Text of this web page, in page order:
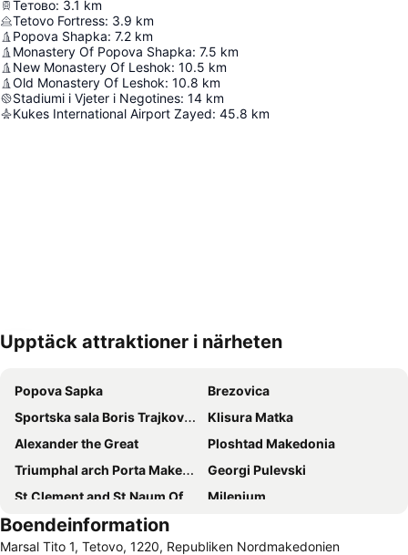
Тетово: 3.1 km
Tetovo Fortress: 3.9 km
Popova Shapka: 7.2 km
Monastery Of Popova Shapka: 7.5 km
New Monastery Of Leshok: 10.5 km
Old Monastery Of Leshok: 10.8 km
Stadiumi i Vjeter i Negotines: 14 km
Kukes International Airport Zayed: 45.8 km
Förstora kartan
Upptäck attraktioner i närheten
Popova Sapka
Brezovica
Sportska sala Boris Trajkovski
Klisura Matka
Alexander the Great
Ploshtad Makedonia
Triumphal arch Porta Makedonia
Georgi Pulevski
St.Clement and St.Naum Of Ohrid
Milenium
Boendeinformation
Marsal Tito 1, Tetovo, 1220, Republiken Nordmakedonien